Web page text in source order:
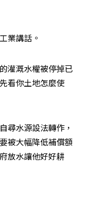
業講話。
灌溉水權被停掉已
看你土地怎麼使
尋水源設法轉作，
被大幅降低補償額
放水讓他好好耕